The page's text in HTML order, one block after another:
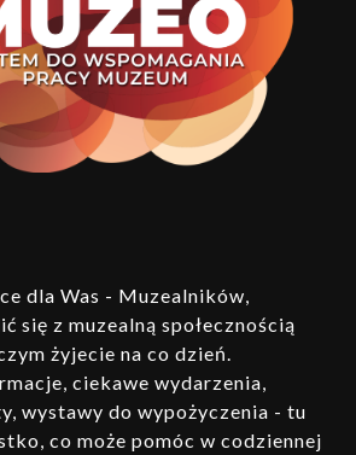
dla Was - Muzealników,
się z muzealną społecznością
żyjecie na co dzień.
ciekawe wydarzenia,
wystawy do wypożyczenia - tu
co może pomóc w codziennej